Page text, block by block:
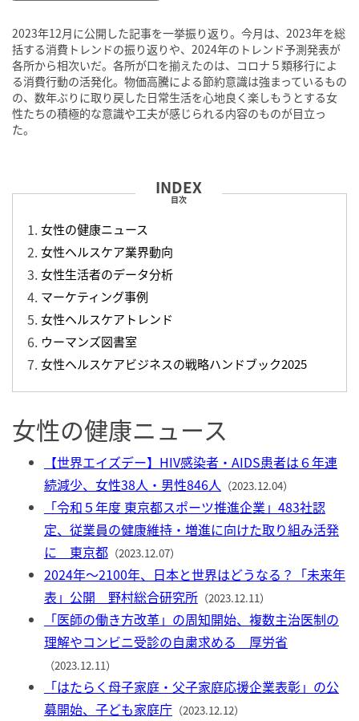
2023年12月に公開した記事を一挙振り返り。今月は、2023年を総
括する消費トレンドの振り返りや、2024年のトレンド予測発表が
各所から相次いだ。各所が口を揃えたのは、コロナ５類移行によ
る消費行動の活発化。物価高騰による節約意識は強まっているもの
の、数年ぶりに取り戻した日常生活を心地良く楽しもうとする女
性たちの積極的な意識や工夫が感じられる内容のものが目立っ
た。
目次
女性の健康ニュース
女性ヘルスケア業界動向
女性生活者のデータ分析
マーケティング事例
女性ヘルスケアトレンド
ウーマンズ図書室
女性ヘルスケアビジネスの戦略ハンドブック2025
女性の健康ニュース
【世界エイズデー】HIV感染者・AIDS患者は６年連
続減少、女性38人・男性846人 （2023.12.04）
「令和５年度 東京都スポーツ推進企業」483社認
定、従業員の健康維持・増進に向けた取り組み活発
に 東京都 （2023.12.07）
2024年〜2100年、日本と世界はどうなる？「未来年
表」公開 野村総合研究所 （2023.12.11）
「医師の働き方改革」の周知開始、複数主治医制の
理解やコンビニ受診の自粛求める 厚労省
（2023.12.11）
「はたらく母子家庭・父子家庭応援企業表彰」の公
募開始、子ども家庭庁 （2023.12.12）